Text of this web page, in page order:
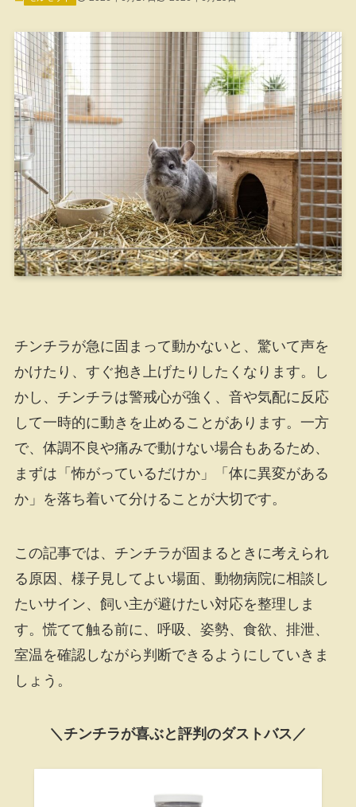
チンチラが急に固まって動かないと、驚いて声を
かけたり、すぐ抱き上げたりしたくなります。し
かし、チンチラは警戒心が強く、音や気配に反応
して一時的に動きを止めることがあります。一方
で、体調不良や痛みで動けない場合もあるため、
まずは「怖がっているだけか」「体に異変がある
か」を落ち着いて分けることが大切です。
この記事では、チンチラが固まるときに考えられ
る原因、様子見してよい場面、動物病院に相談し
たいサイン、飼い主が避けたい対応を整理しま
す。慌てて触る前に、呼吸、姿勢、食欲、排泄、
室温を確認しながら判断できるようにしていきま
しょう。
＼チンチラが喜ぶと評判のダストバス／